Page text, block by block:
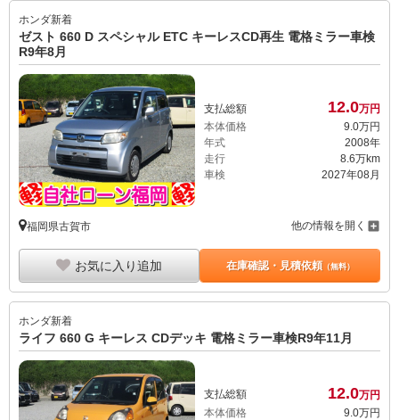
ホンダ新着
ゼスト 660 D スペシャル ETC キーレスCD再生 電格ミラー車検
R9年8月
支払総額 12.0万円
本体価格
9.0万円
年式
2008年
走行
8.6万km
車検
2027年08月
福岡県古賀市 他の情報を開く
お気に入り追加 在庫確認・見積依頼（無料）
ホンダ新着
ライフ 660 G キーレス CDデッキ 電格ミラー車検R9年11月
支払総額 12.0万円
本体価格
9. 0万円